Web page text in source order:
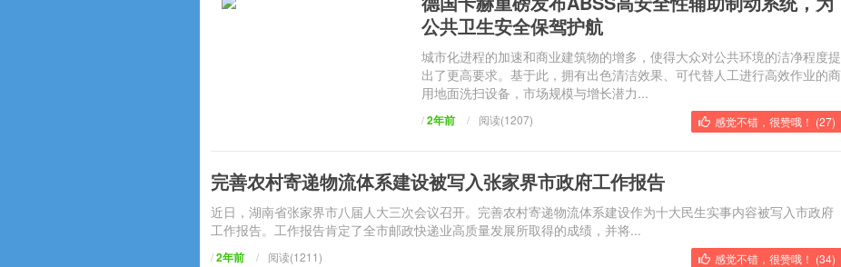
公共卫生安全保驾护航
城市化进程的加速和商业建筑物的增多，使得大众对公共环境的洁净程度提
出了更高要求。基于此，拥有出色清洁效果、可代替人工进行高效作业的商
用地面洗扫设备，市场规模与增长潜力...
/2年前 / 感觉不错，很赞哦！ (27)
阅读(1207)
完善农村寄递物流体系建设被写入张家界市政府工作报告
近日，湖南省张家界市八届人大三次会议召开。完善农村寄递物流体系建设作为十大民生实事内容被写入市政府
工作报告。工作报告肯定了全市邮政快递业高质量发展所取得的成绩，并将...
/2年前 / 感觉不错，很赞哦！ (34)
阅读(1211)